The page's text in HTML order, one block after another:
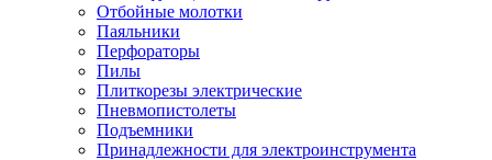
Отбойные молотки
Паяльники
Перфораторы
Пилы
Плиткорезы электрические
Пневмопистолеты
Подъемники
Принадлежности для электроинструмента